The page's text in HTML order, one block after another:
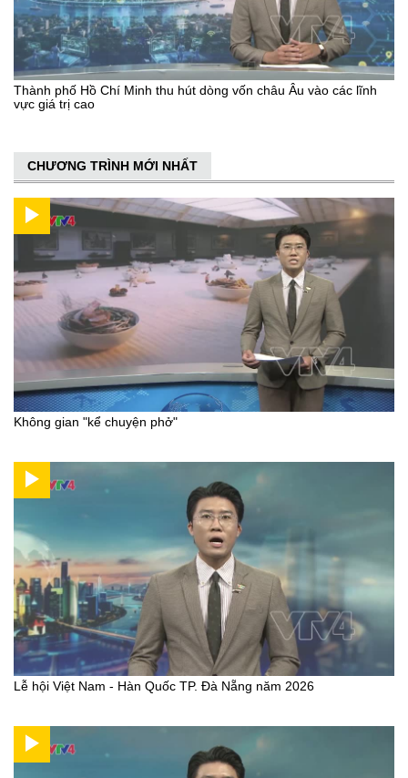
Thành phố Hồ Chí Minh thu hút dòng vốn châu Âu vào các lĩnh
vực giá trị cao
CHƯƠNG TRÌNH MỚI NHẤT
Không gian "kể chuyện phở"
Lễ hội Việt Nam - Hàn Quốc TP. Đà Nẵng năm 2026